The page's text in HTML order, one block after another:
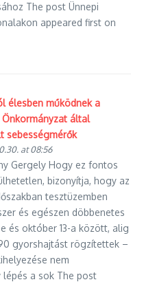
The post Ünnepi
appeared first on
élesben működnek a
Önkormányzat által
sebességmérők
at 08:56
Gergely Hogy ez fontos
bizonyítja, hogy az
tesztüzemben
és egészen döbbenetes
és október 13-a között, alig
gyorshajtást rögzítettek –
nem
a sok The post